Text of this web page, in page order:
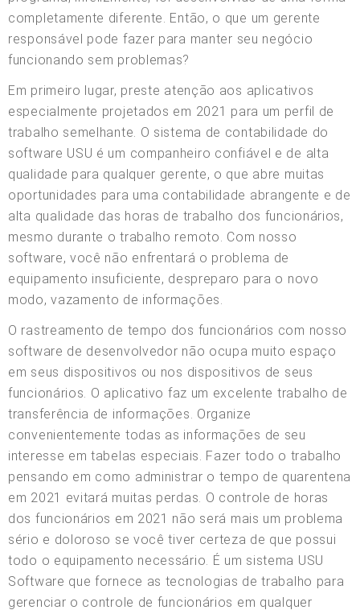
completamente diferente. Então, o que um gerente
responsável pode fazer para manter seu negócio
funcionando sem problemas?
Em primeiro lugar, preste atenção aos aplicativos
especialmente projetados em 2021 para um perfil de
trabalho semelhante. O sistema de contabilidade do
software USU é um companheiro confiável e de alta
qualidade para qualquer gerente, o que abre muitas
oportunidades para uma contabilidade abrangente e de
alta qualidade das horas de trabalho dos funcionários,
mesmo durante o trabalho remoto. Com nosso
software, você não enfrentará o problema de
equipamento insuficiente, despreparo para o novo
modo, vazamento de informações.
O rastreamento de tempo dos funcionários com nosso
software de desenvolvedor não ocupa muito espaço
em seus dispositivos ou nos dispositivos de seus
funcionários. O aplicativo faz um excelente trabalho de
transferência de informações. Organize
convenientemente todas as informações de seu
interesse em tabelas especiais. Fazer todo o trabalho
pensando em como administrar o tempo de quarentena
em 2021 evitará muitas perdas. O controle de horas
dos funcionários em 2021 não será mais um problema
sério e doloroso se você tiver certeza de que possui
todo o equipamento necessário. É um sistema USU
Software que fornece as tecnologias de trabalho para
gerenciar o controle de funcionários em qualquer